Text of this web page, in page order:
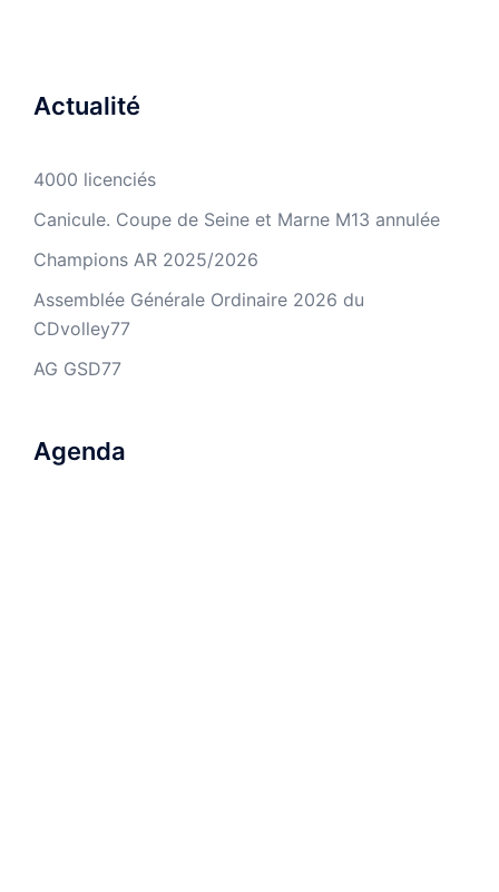
Actualité
4000 licenciés
Canicule. Coupe de Seine et Marne M13 annulée
Champions AR 2025/2026
Assemblée Générale Ordinaire 2026 du
CDvolley77
AG GSD77
Agenda